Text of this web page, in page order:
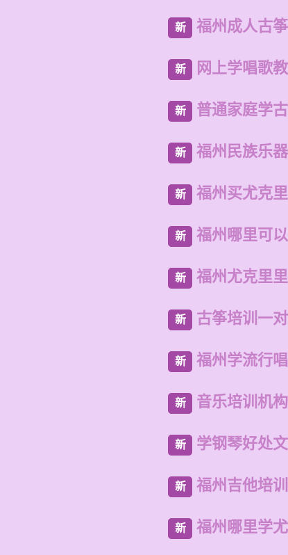
新 福州成人古
新 网上学唱歌
新 普通家庭学
新 福州民族乐
新 福州买尤克
新 福州哪里可
新 福州尤克里
新 古筝培训一
新 福州学流行
新 音乐培训机
新 学钢琴好处
新 福州吉他培
新 福州哪里学